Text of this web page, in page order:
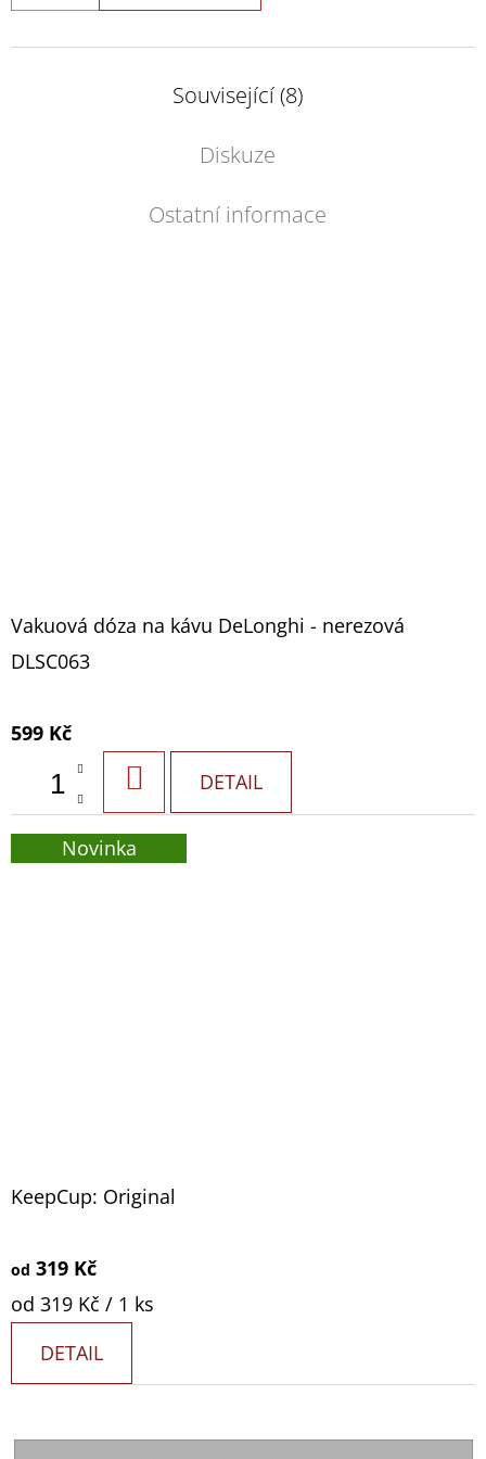
Související (8)
Diskuze
Ostatní informace
Vakuová dóza na kávu DeLonghi - nerezová
DLSC063
599 Kč
KOŠÍKU
DETAIL
Novinka
KeepCup: Original
od 319 Kč
Měrná
od 319 Kč / 1 ks
DETAIL